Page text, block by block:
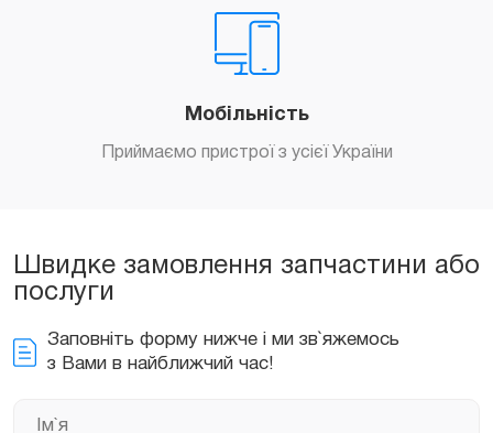
Мобільність
Приймаємо пристрої з усієї України
Швидке замовлення запчастини або
послуги
Заповніть форму нижче і ми зв`яжемось
з Вами в найближчий час!